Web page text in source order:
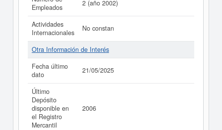
Empleados
2 (año 2002)
Actividades
Internacionales
No constan
Otra Información de Interés
Fecha último
dato
21/05/2025
Último
Depósito
disponible en
el Registro
Mercantil
2006